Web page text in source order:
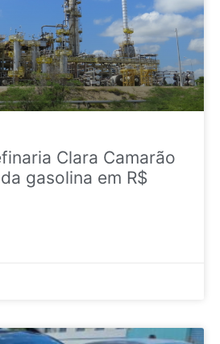
Clara Camarão
gasolina em R$